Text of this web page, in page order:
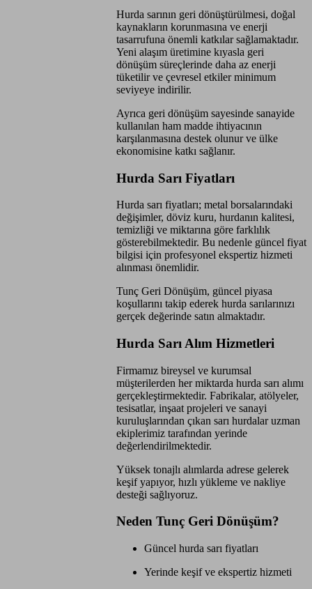
Hurda sarının geri dönüştürülmesi, doğal
kaynakların korunmasına ve enerji
tasarrufuna önemli katkılar sağlamaktadır.
Yeni alaşım üretimine kıyasla geri
dönüşüm süreçlerinde daha az enerji
tüketilir ve çevresel etkiler minimum
seviyeye indirilir.
Ayrıca geri dönüşüm sayesinde sanayide
kullanılan ham madde ihtiyacının
karşılanmasına destek olunur ve ülke
ekonomisine katkı sağlanır.
Hurda Sarı Fiyatları
Hurda sarı fiyatları; metal borsalarındaki
değişimler, döviz kuru, hurdanın kalitesi,
temizliği ve miktarına göre farklılık
gösterebilmektedir. Bu nedenle güncel fiyat
bilgisi için profesyonel ekspertiz hizmeti
alınması önemlidir.
Tunç Geri Dönüşüm, güncel piyasa
koşullarını takip ederek hurda sarılarınızı
gerçek değerinde satın almaktadır.
Hurda Sarı Alım Hizmetleri
Firmamız bireysel ve kurumsal
müşterilerden her miktarda hurda sarı alımı
gerçekleştirmektedir. Fabrikalar, atölyeler,
tesisatlar, inşaat projeleri ve sanayi
kuruluşlarından çıkan sarı hurdalar uzman
ekiplerimiz tarafından yerinde
değerlendirilmektedir.
Yüksek tonajlı alımlarda adrese gelerek
keşif yapıyor, hızlı yükleme ve nakliye
desteği sağlıyoruz.
Neden Tunç Geri Dönüşüm?
Güncel hurda sarı fiyatları
Yerinde keşif ve ekspertiz hizmeti